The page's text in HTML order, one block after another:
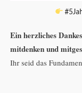
Ein herzliches
mitdenken und
Ihr seid das